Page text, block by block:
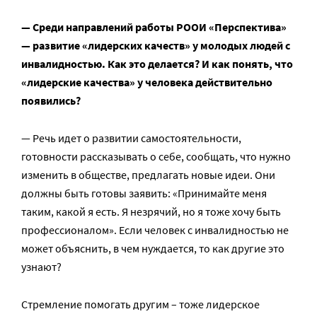
— Среди направлений работы РООИ «Перспектива»
— развитие «лидерских качеств» у молодых людей с
инвалидностью. Как это делается? И как понять, что
«лидерские качества» у человека действительно
появились?
— Речь идет о развитии самостоятельности,
готовности рассказывать о себе, сообщать, что нужно
изменить в обществе, предлагать новые идеи. Они
должны быть готовы заявить: «Принимайте меня
таким, какой я есть. Я незрячий, но я тоже хочу быть
профессионалом». Если человек с инвалидностью не
может объяснить, в чем нуждается, то как другие это
узнают?
Стремление помогать другим – тоже лидерское